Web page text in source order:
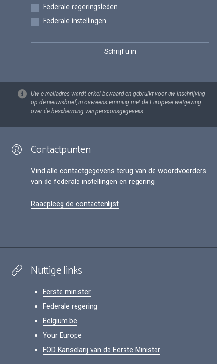
Federale regeringsleden
Federale instellingen
Uw e-mailadres wordt enkel bewaard en gebruikt voor uw inschrijving
op de nieuwsbrief, in overeenstemming met de Europese wetgeving
over de bescherming van persoonsgegevens.
Contactpunten
Vind alle contactgegevens terug van de woordvoerders
van de federale instellingen en regering.
Raadpleeg de contactenlijst
Nuttige links
Eerste minister
Federale regering
Belgium.be
Your Europe
FOD Kanselarij van de Eerste Minister